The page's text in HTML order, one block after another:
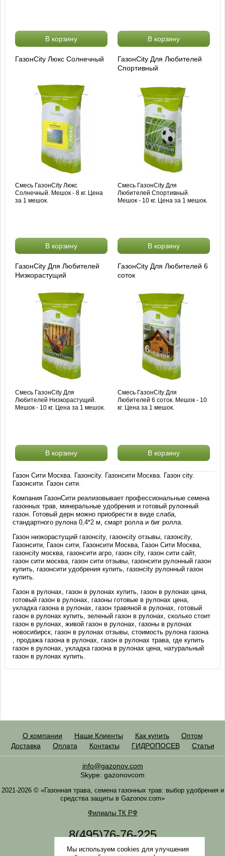
В корзину В корзину
ГазонCity Люкс Солнечный
Смесь ГазонCity Люкс
Солнечный. Мешок - 8 кг. Цена
за 1 мешок.
В корзину
ГазонCity Для Любителей
Спортивный
Смесь ГазонCity Для
Любителей Спортивный.
Мешок - 10 кг. Цена за 1 мешок.
В корзину
ГазонCity Для Любителей
Низкорастущий
Смесь ГазонCity Для
Любителей Низкорастущий.
Мешок - 10 кг. Цена за 1 мешок.
В корзину
ГазонCity Для Любителей 6
соток
Смесь ГазонCity Для
Любителей 6 соток. Мешок - 10
кг. Цена за 1 мешок.
В корзину
Газон Сити Москва. Газонcity. Газонсити Москва. Газон city.
Газонсити. Газон сити.
Компания ГазонСити реализовывает профессиональные семена
газонных трав, минеральные удобрения и готовый рулонный
газон. Готовый дерн можно приобрести в виде слаба,
стандартного рулона 0,4*2 м, смарт ролла и биг ролла.
Газон низкорастущий газонcity, газонcity отзывы, газонcity,
Газонсити, Газон сити, Газонсити Москва, Газон Сити Москва,
газонcity москва, газонсити агро, газон city, газон сити сайт,
газон сити москва, газон сити отзывы, газонсити рулонный газон
купить, газонсити удобрения купить, газонcity рулонный газон
купить.
Газон в рулонах, газон в рулонах купить, газон в рулонах цена,
готовый газон в рулонах, газоны готовые в рулонах цена,
укладка газона в рулонах, газон травяной в рулонах, готовый
газон в рулонах купить, зеленый газон в рулонах, сколько стоит
газон в рулонах, живой газон в рулонах, газоны в рулонах
новосибирск, газон в рулонах отзывы, стоимость рулона газона
, продажа газона в рулонах, газон в рулонах трава, где купить
газон в рулонах, укладка газона в рулонах цена, натуральный
газон в рулонах купить.
О компании Наши Клиенты Как купить
Оптом
Доставка
Оплата Контакты ГИДРОПОСЕВ Статьи
info@gazonov.com
Skype: gazonovcom
2021-2026 © «Газонная трава, семена газонных трав: выбор удобрения и
средства защиты в Gazonov.com»
Филиалы ТК РФ
8(495)76-76-225
8(985)76-76-335
Мы используем cookies для улучшения